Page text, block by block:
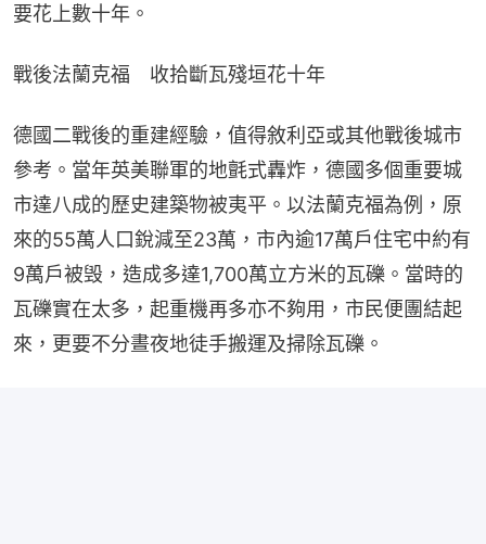
要花上數十年。
戰後法蘭克福　收拾斷瓦殘垣花十年
德國二戰後的重建經驗，值得敘利亞或其他戰後城市
參考。當年英美聯軍的地氈式轟炸，德國多個重要城
市達八成的歷史建築物被夷平。以法蘭克福為例，原
來的55萬人口銳減至23萬，市內逾17萬戶住宅中約有
9萬戶被毁，造成多達1,700萬立方米的瓦礫。當時的
瓦礫實在太多，起重機再多亦不夠用，市民便團結起
來，更要不分晝夜地徒手搬運及掃除瓦礫。